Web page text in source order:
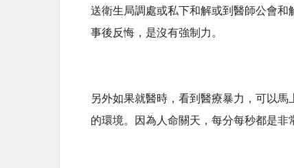
送衛生局調處或私下和解或到醫師公會
事後反悔，是沒有強制力。
另外如果就醫時，看到醫療暴力，可以馬
的環境。因為人命關天，每分每秒都是非